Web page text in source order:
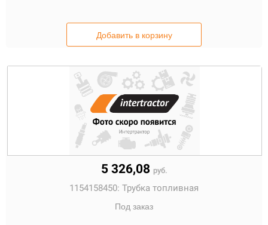
Добавить в корзину
5 326,08 руб.
1154158450: Трубка топливная
Под заказ